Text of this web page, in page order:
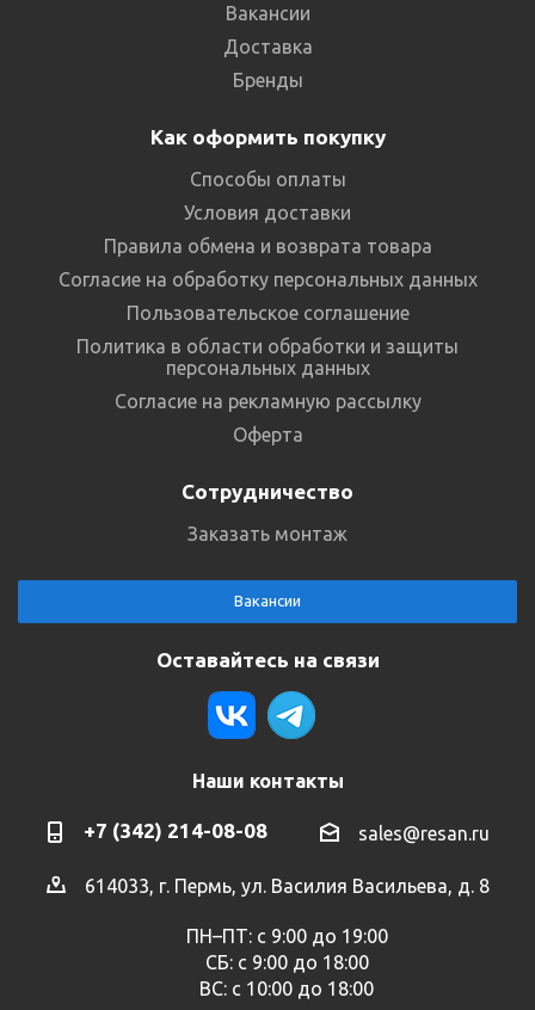
Вакансии
Доставка
Бренды
Как оформить покупку
Способы оплаты
Условия доставки
Правила обмена и возврата товара
Согласие на обработку персональных данных
Пользовательское соглашение
Политика в области обработки и защиты
персональных данных
Согласие на рекламную рассылку
Оферта
Сотрудничество
Заказать монтаж
Вакансии
Оставайтесь на связи
Наши контакты
+7 (342) 214-08-08 sales@resan.ru
614033, г. Пермь, ул. Василия Васильева, д. 8
ПН–ПТ: с 9:00 до 19:00
СБ: с 9:00 до 18:00
ВС: с 10:00 до 18:00